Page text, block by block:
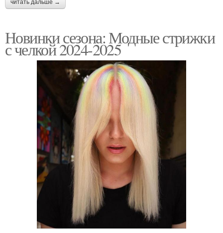
читать дальше →
Новинки сезона: Модные стрижки
с челкой 2024-2025